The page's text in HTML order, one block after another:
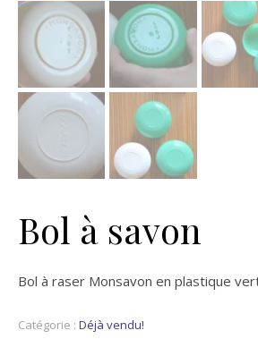
Bol à savon
Bol à raser Monsavon en plastique
Catégorie : Déjà vendu!